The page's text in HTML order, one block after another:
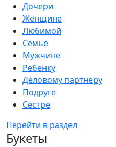
Дочери
Женщине
Любимой
Семье
Мужчине
Ребенку
Деловому партнеру
Подруге
Сестре
Перейти в раздел
Букеты